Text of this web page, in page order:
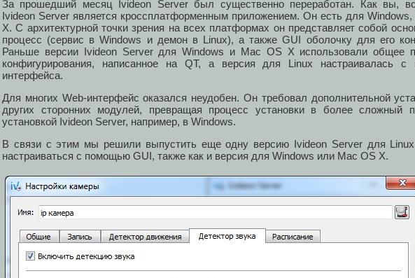
За прошедший месяц Ivideon Server был существенно переработан. Как вы,
Ivideon Server является кроссплатформенным приложением. Он есть для
X. С архитектурной точки зрения на всех платформах он представляет собой
процесс (сервис в Windows и демон в Linux), а также GUI оболочку для его
Раньше версии Ivideon Server для Windows и Mac OS X использовали общее
конфигурирования, написанное на QT, а версия для Linux настраивалась
интерфейса.
Для многих Web-интерфейс оказался неудобен. Он требовал дополнительной
других сторонних модулей, превращая процесс установки в более сложный
установкой Ivideon Server, например, в Windows.
В связи с этим мы решили выпустить еще одну версию Ivideon Server для
настраиваться с помощью GUI, также как и версия для Windows или Mac OS X.